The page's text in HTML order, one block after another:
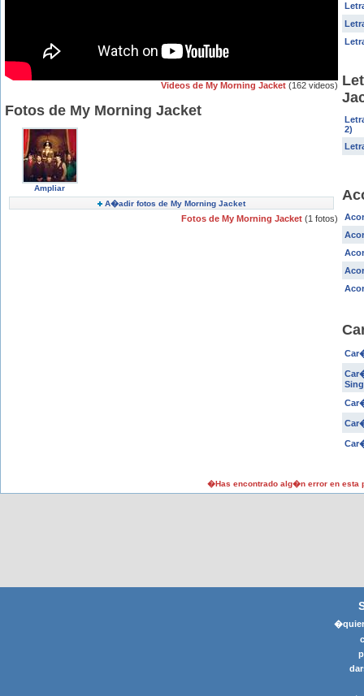
Videos de My Morning Jacket (162 videos)
Fotos de My Morning Jacket
Ampliar
A�adir fotos de My Morning Jacket
Fotos de My Morning Jacket (1 fotos)
2)
�Has encontrado alg�n error en esta